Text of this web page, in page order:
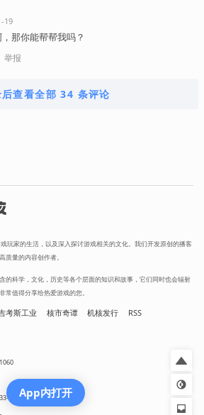
19
那你能帮帮我吗？
举报
查看全部 34 条评论
玩家的生活，以及深入探讨游戏相关的文化。我们开发原创的播客
质量的内容创作者。
的科学，文化，历史等各个层面的知识和故事，它们同时也会辐射
常值得分享给热爱游戏的您。
考斯工业 核市奇谭 机核发行 RSS
082号App内打开